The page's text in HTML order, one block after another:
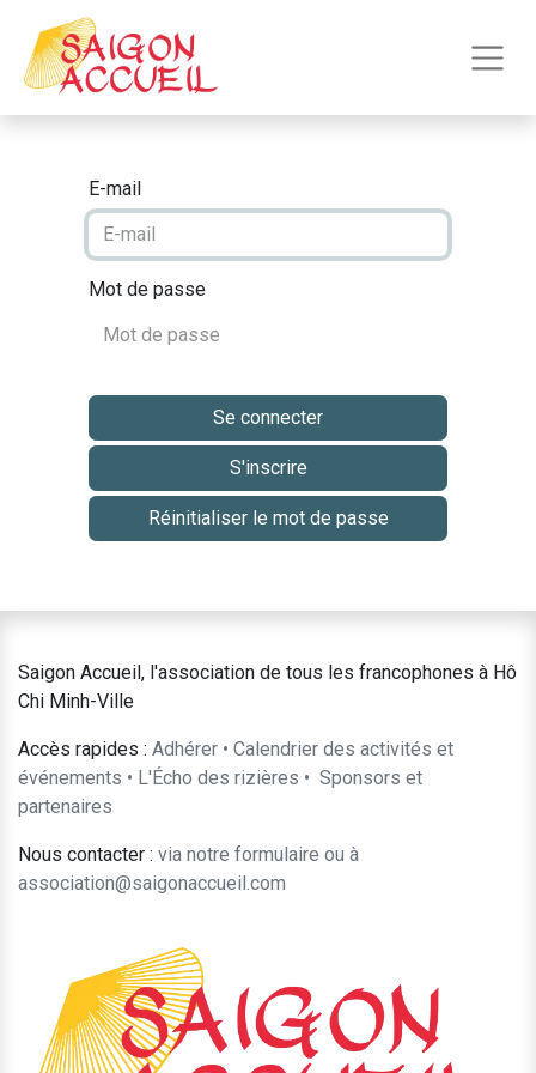
E-mail
Mot de passe
Se connecter
S'inscrire
Réinitialiser le mot de passe
Saigon Accueil, l'association de tous les francophones à Hô
Chi Minh-Ville
Accès rapides : Adhérer • Calendrier des activités et
événements • L'Écho des rizières • ​Sponsors et
partenaires​​
Nous contacter : ​via notre formulaire ou à
association@saigonaccueil.com